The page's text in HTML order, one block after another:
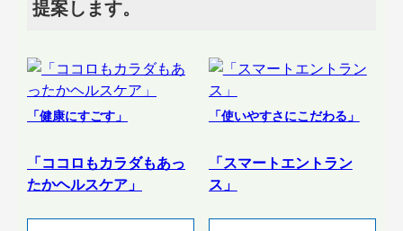
提案します。
「健康にすごす」
「ココロもカラダもあっ
たかヘルスケア」
「使いやすさにこだわる」
「スマートエントラン
ス」